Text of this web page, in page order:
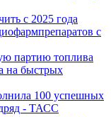
с 2025 года
с
партию топлива
на быстрых
100 успешных
- ТАСС